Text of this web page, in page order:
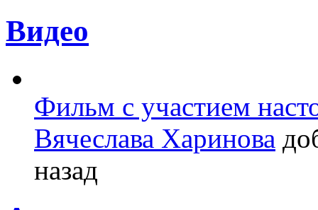
Видео
Фильм с участием
Вячеслава Харинова
назад